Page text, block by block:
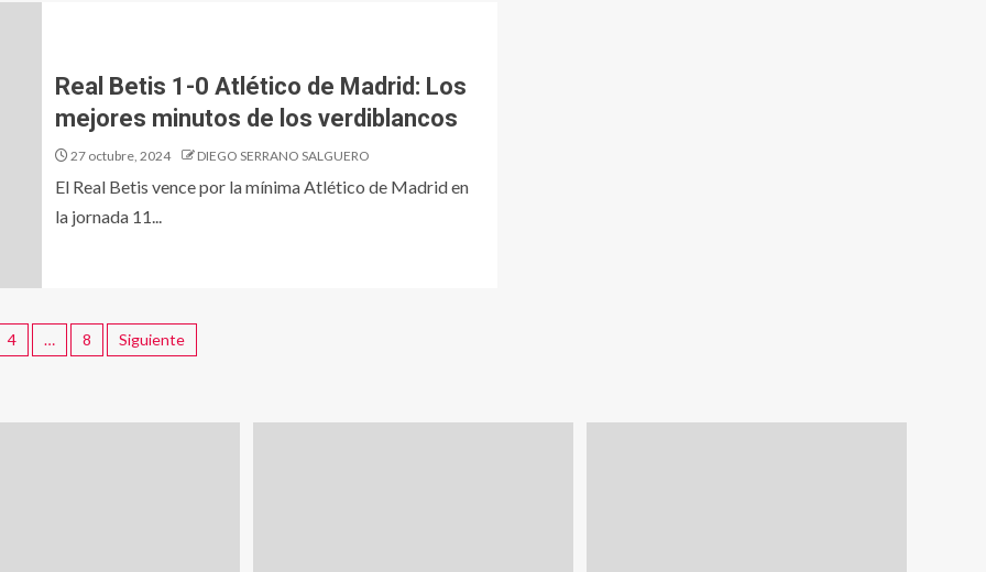
Real Betis 1-0 Atlético de Madrid: Los
mejores minutos de los verdiblancos
27 octubre, 2024 DIEGO SERRANO SALGUERO
El Real Betis vence por la mínima Atlético de Madrid en
la jornada 11...
4 … 8 Siguiente